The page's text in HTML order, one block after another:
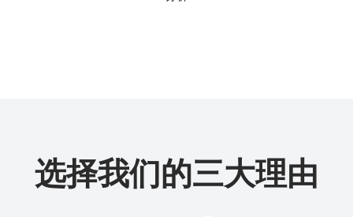
选择我们的三大理由